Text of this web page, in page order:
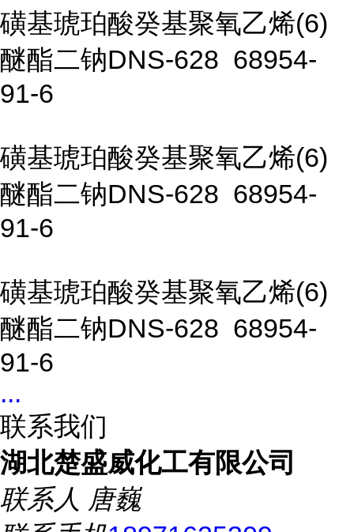
磺基琥珀酸癸基聚氧乙烯(6)
醚酯二钠DNS-628 68954-
91-6
磺基琥珀酸癸基聚氧乙烯(6)
醚酯二钠DNS-628 68954-
91-6
磺基琥珀酸癸基聚氧乙烯(6)
醚酯二钠DNS-628 68954-
91-6
...
联系我们
湖北楚盛威化工有限公司
联系人 唐巍